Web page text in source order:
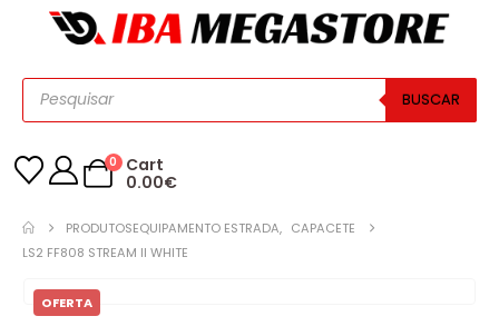
BUSCAR
0
Cart
0.00€
PRODUTOSEQUIPAMENTO ESTRADA, CAPACETE
LS2 FF808 STREAM II WHITE
OFERTA